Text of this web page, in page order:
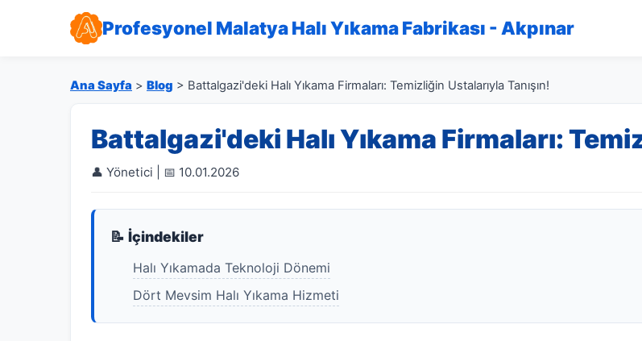
Profesyonel Malatya Halı Yıkama Fabrikası - Akpınar
Ana Sayfa > Blog > Battalgazi'deki Halı Yıkama Firmaları: Temizliğin Ustalarıyla Tanışın!
Battalgazi'deki Halı Yıkama Firmaları:
👤 Yönetici | 📅 10.01.2026
📝 İçindekiler
Halı Yıkamada Teknoloji Dönemi
Dört Mevsim Halı Yıkama Hizmeti